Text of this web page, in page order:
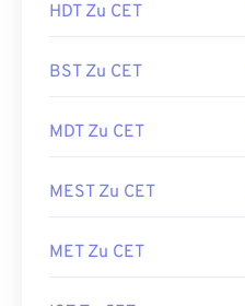
HDT Zu CET
BST Zu CET
MDT Zu CET
MEST Zu CET
MET Zu CET